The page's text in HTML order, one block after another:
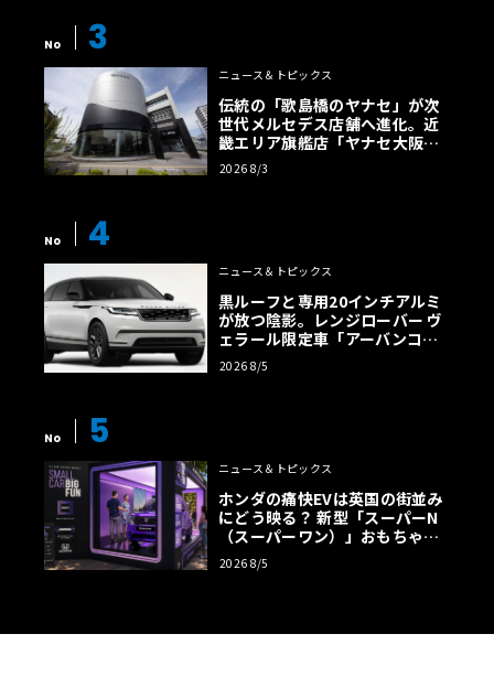
No 3
ニュース＆トピックス
伝統の「歌島橋のヤナセ」が次
世代メルセデス店舗へ進化。近
畿エリア旗艦店「ヤナセ大阪支
店」がリニューアル
2026 8/3
No 4
ニュース＆トピックス
黒ルーフと専用20インチアルミ
が放つ陰影。レンジローバー ヴ
ェラール限定車「アーバンコン
トラスト・エディション」登場
2026 8/5
No 5
ニュース＆トピックス
ホンダの痛快EVは英国の街並み
にどう映る？ 新型「スーパーN
（スーパーワン）」おもちゃ箱
ツアーの全貌
2026 8/5